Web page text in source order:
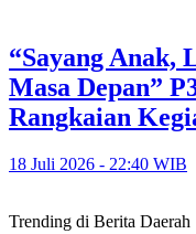
“Sayang Anak,
Masa Depan”
Rangkaian
18 Juli 2026 - 22:40 WIB
Trending di Berita Daerah